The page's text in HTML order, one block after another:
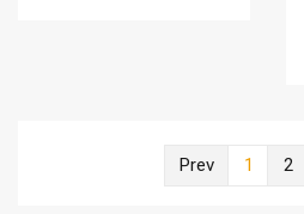
Prev 1 2